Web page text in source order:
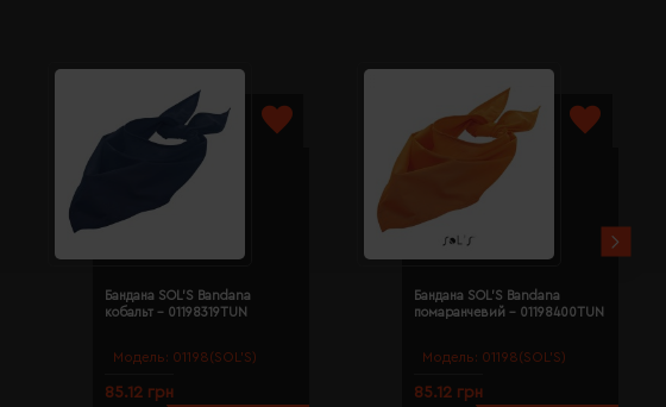
Модель: 01198(SOL’S)
Бандана SOL'S Bandana
кобальт - 01198319TUN
85.12 грн
Модель: 01198(SOL’S)
Бандана SOL'S Bandana
помаранчевий - 01198400TUN
85.12 грн